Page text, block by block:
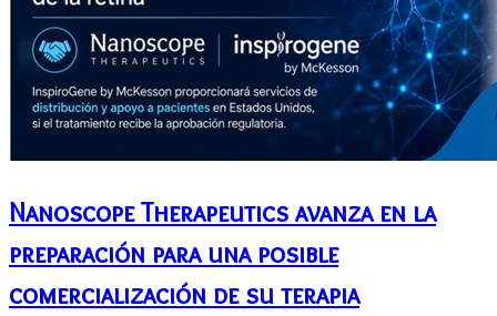
Nanoscope Therapeutics avanza en la
preparación para una posible
comercialización de su terapia